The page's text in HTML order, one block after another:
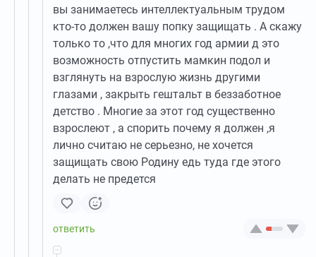
вы занимаетесь интеллектуальным трудом
кто-то должен вашу попку защищать . А скажу
только то ,что для многих год армии д это
возможность отпустить мамкин подол и
взглянуть на взрослую жизнь другими
глазами , закрыть гештальт в беззаботное
детство . Многие за этот год существенно
взрослеют , а спорить почему я должен ,я
лично считаю не серьезно, не хочется
защищать свою Родину едь туда где этого
делать не предется